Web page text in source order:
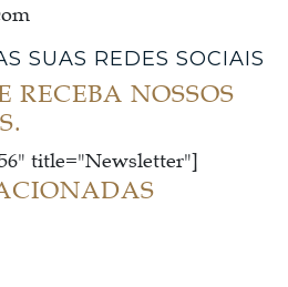
SUAS REDES SOCIAIS
RECEBA NOSSOS
title="Newsletter"]